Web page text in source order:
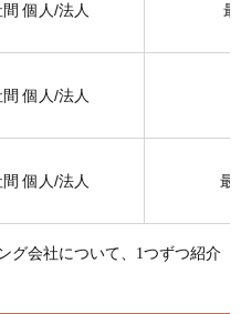
個人/法人
個人/法人
個人/法人 最
グ会社について、1つずつ紹介